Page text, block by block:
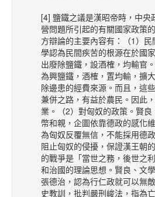
[4] 鹽鐵之議是漢昭帝時，中央
營問題所引起的有關國家政策
方辯論的主要內容有：（1）
學認為民間疾苦的根源在於國
出廢除鹽鐵，設酒榷，均輸官
為興鹽鐵，酒榷，置均輸，擴
除邊患的經費來源。而且，這
兼併之路，有益於農民。因此
業。（2）對匈奴的政策。賢
幣和親，企圖依靠德政的感化
為匈奴反覆無信，不能採用德
阻止匈奴的侵擾，保證漢王朝
的戰爭是「當世之務，後世之
和治國的理論思想。賢良、文
張德治，認為行仁政就可以無
史教訓，批判嚴刑峻法，指為